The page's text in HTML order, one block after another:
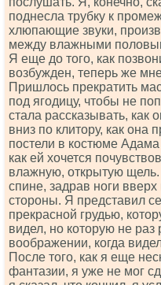
поднесла трубку к
хлюпающие звуки,
между влажными
Я еще до того, как
возбужден, теперь же
Пришлось прекратить
под ягодицу, чтобы не
стала рассказывать, как
вниз по клитору, как
постели в костюме
как ей хочется
влажную, открытую щель.
спине, задрав ноги
стороны. Я представил
прекрасной грудью,
видел, но которую не
воображении, когда
После того, как я еще
фантазии, я уже не мог